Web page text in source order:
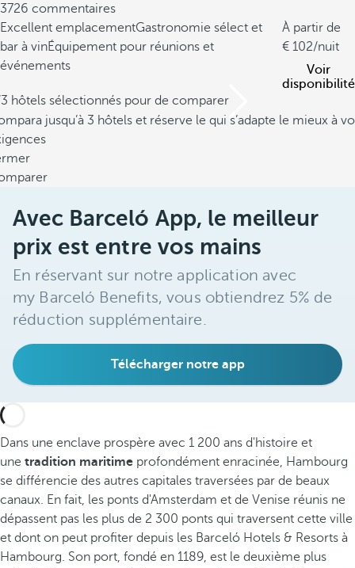
3726 commentaires
Excellent emplacementGastronomie sélect et
bar à vinÉquipement pour réunions et
événements
À partir de
102/nuit
Voir
disponibilité
hôtels sélectionnés pour de comparer
jusqu’à 3 hôtels et réserve le qui s’adapte le mieux à
Avec Barceló App, le meilleur
prix est entre vos mains
En réservant sur notre application avec
my Barceló Benefits, vous obtiendrez 5% de
réduction supplémentaire.
Télécharger notre app
Dans une enclave prospère avec 1 200 ans d'histoire et
une tradition maritime profondément enracinée, Hambourg
se différencie des autres capitales traversées par de beaux
canaux. En fait, les ponts d'Amsterdam et de Venise réunis ne
dépassent pas les plus de 2 300 ponts qui traversent cette ville
et dont on peut profiter depuis les Barceló Hotels & Resorts à
Hambourg. Son port, fondé en 1189, est le deuxième plus